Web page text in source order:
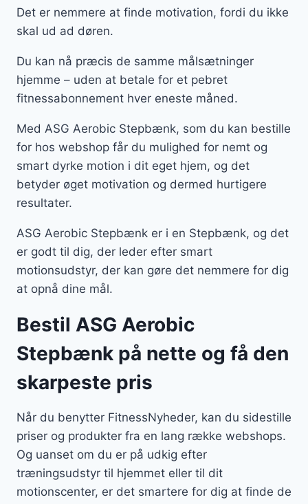
Det er nemmere at finde motivation, fordi du ikke
skal ud ad døren.
Du kan nå præcis de samme målsætninger
hjemme – uden at betale for et pebret
fitnessabonnement hver eneste måned.
Med ASG Aerobic Stepbænk, som du kan bestille
for hos webshop får du mulighed for nemt og
smart dyrke motion i dit eget hjem, og det
betyder øget motivation og dermed hurtigere
resultater.
ASG Aerobic Stepbænk er i en Stepbænk, og det
er godt til dig, der leder efter smart
motionsudstyr, der kan gøre det nemmere for dig
at opnå dine mål.
Bestil ASG Aerobic
Stepbænk på nette og få den
skarpeste pris
Når du benytter FitnessNyheder, kan du sidestille
priser og produkter fra en lang række webshops.
Og uanset om du er på udkig efter
træningsudstyr til hjemmet eller til dit
motionscenter, er det smartere for dig at finde de